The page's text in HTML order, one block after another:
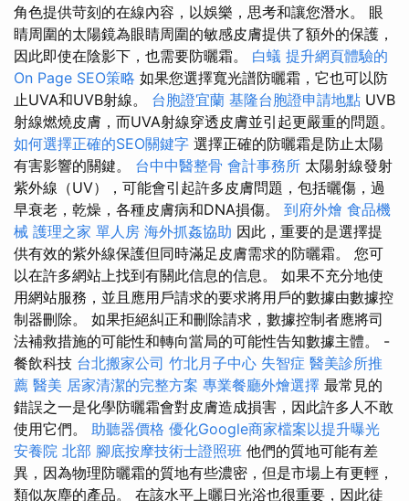
角色提供苛刻的在線內容，以娛樂，思考和讓您潛水。 眼
睛周圍的太陽鏡為眼睛周圍的敏感皮膚提供了額外的保護，
因此即使在陰影下，也需要防曬霜。 白蟻 提升網頁體驗的
On Page SEO策略 如果您選擇寬光譜防曬霜，它也可以防
止UVA和UVB射線。 台胞證宜蘭 基隆台胞證申請地點 UVB
射線燃燒皮膚，而UVA射線穿透皮膚並引起更嚴重的問題。
如何選擇正確的SEO關鍵字 選擇正確的防曬霜是防止太陽
有害影響的關鍵。 台中中醫整骨 會計事務所 太陽射線發射
紫外線（UV），可能會引起許多皮膚問題，包括曬傷，過
早衰老，乾燥，各種皮膚病和DNA損傷。 到府外燴 食品機
械 護理之家 單人房 海外抓姦協助 因此，重要的是選擇提
供有效的紫外線保護但同時滿足皮膚需求的防曬霜。 您可
以在許多網站上找到有關此信息的信息。 如果不充分地使
用網站服務，並且應用戶請求的要求將用戶的數據由數據控
制器刪除。 如果拒絕糾正和刪除請求，數據控制者應將司
法補救措施的可能性和轉向當局的可能性告知數據主體。 -
餐飲科技 台北搬家公司 竹北月子中心 失智症 醫美診所推
薦 醫美 居家清潔的完整方案 專業餐廳外燴選擇 最常見的
錯誤之一是化學防曬霜會對皮膚造成損害，因此許多人不敢
使用它們。 助聽器價格 優化Google商家檔案以提升曝光
安養院 北部 腳底按摩技術士證照班 他們的質地可能有差
異，因為物理防曬霜的質地有些濃密，但是市場上有更輕，
類似灰塵的產品。 在該水平上曬日光浴也很重要，因此徒